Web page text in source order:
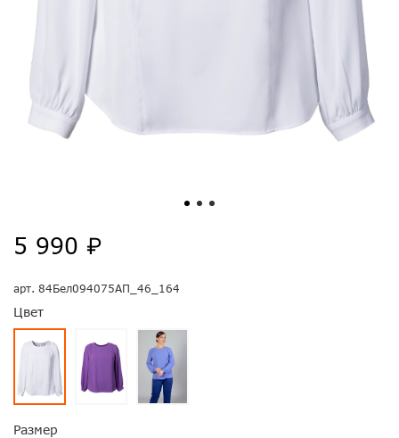
арт. 84Бел094075АП_46_164
Цвет
Размер
5 990 ₽